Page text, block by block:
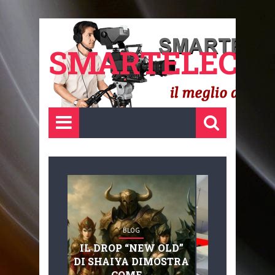
BLOG
IL DROP “NEW OLD”
DI SHAIYA DIMOSTRA